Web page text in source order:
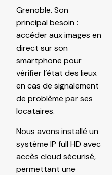
Grenoble. Son
principal besoin :
accéder aux images en
direct sur son
smartphone pour
vérifier l’état des lieux
en cas de signalement
de problème par ses
locataires.
Nous avons installé un
système IP full HD avec
accès cloud sécurisé,
permettant une